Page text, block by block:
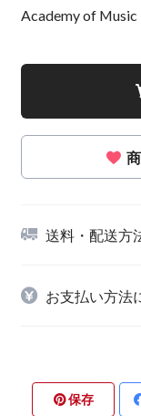
Academy of Music
送料・配送方
お支払い方法
保存